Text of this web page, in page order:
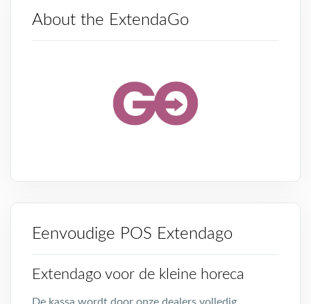
About the ExtendaGo
Eenvoudige POS Extendago
Extendago voor de kleine horeca